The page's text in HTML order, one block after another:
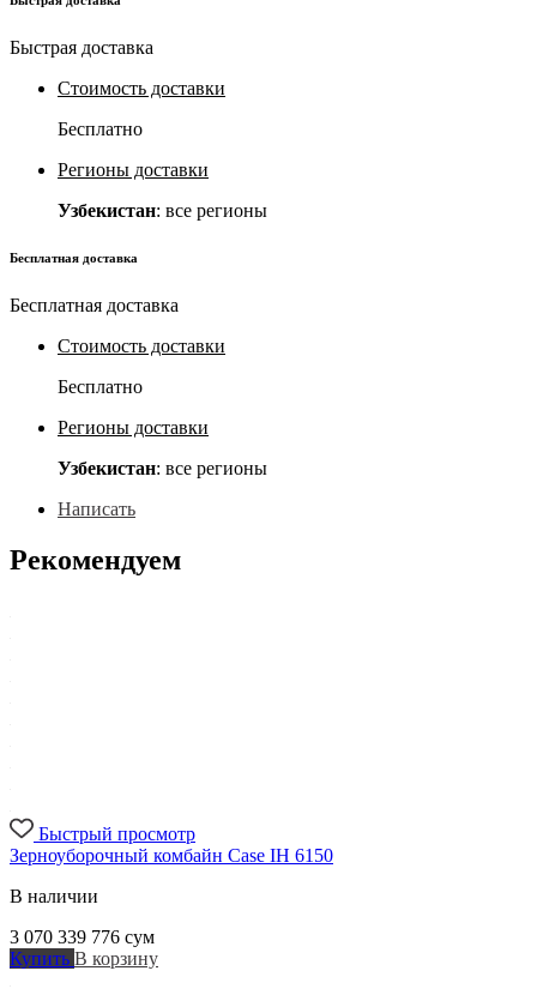
Быстрая доставка
Стоимость доставки
Бесплатно
Регионы доставки
Узбекистан: все регионы
Бесплатная доставка
Бесплатная доставка
Стоимость доставки
Бесплатно
Регионы доставки
Узбекистан: все регионы
Написать
Рекомендуем
Быстрый просмотр
Зерноуборочный комбайн Case IH 6150
В наличии
3 070 339 776 сум
Купить В корзину